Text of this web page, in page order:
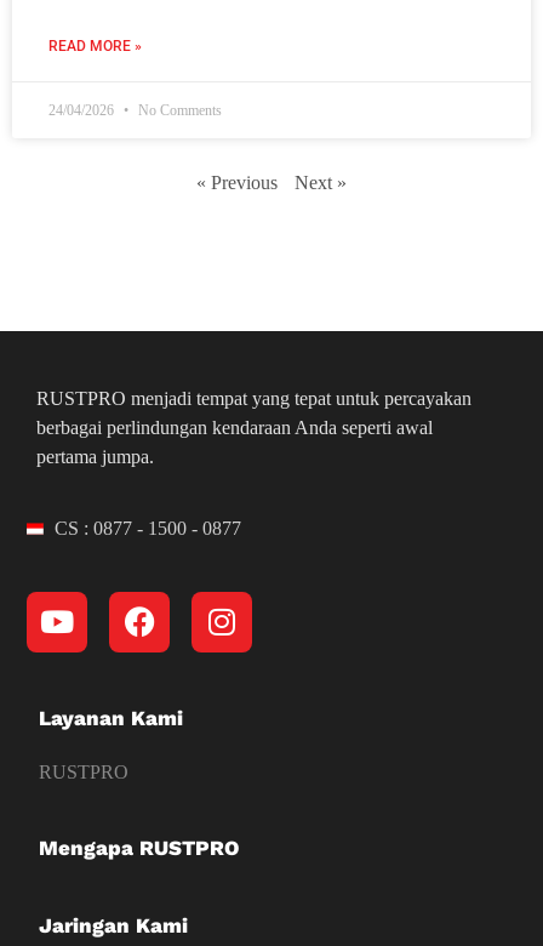
READ MORE »
24/04/2026 No Comments
« Previous Next »
RUSTPRO menjadi tempat yang tepat untuk percayakan
berbagai perlindungan kendaraan Anda seperti awal
pertama jumpa.
CS : 0877 - 1500 - 0877
Layanan Kami
RUSTPRO
Mengapa RUSTPRO
Jaringan Kami